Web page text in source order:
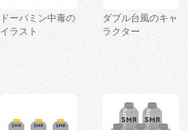
ドーパミン中毒の
イラスト
ダブル台風のキャ
ラクター